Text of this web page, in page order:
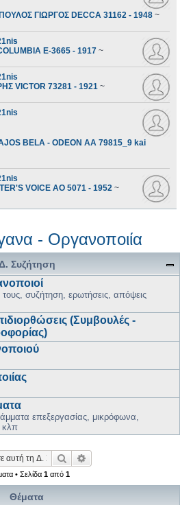
ΓΙΩΡΓΟΣ DECCA 31162 - 1948 ~
E-3665 - 1917 ~
VICTOR 73281 - 1921 ~
BELA - ODEON AA 79815_9 kai
VOICE AO 5071 - 1952 ~
- Οργανοποιία
Συζήτηση
συζήτηση, ερωτήσεις, απόψεις
(Συμβουλές -
επεξεργασίας, μικρόφωνα,
κλπ
Αναζήτηση
• Σελίδα 1από 1
Θέματα